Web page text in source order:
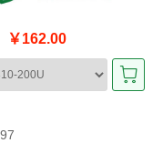
￥162.00